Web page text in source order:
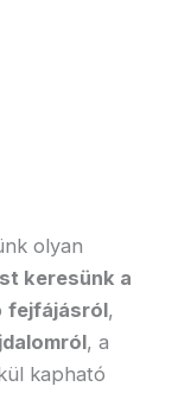
olyan
keresünk a
fejfájásról,
, a
kapható